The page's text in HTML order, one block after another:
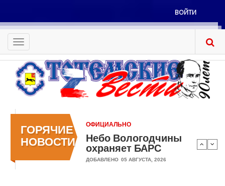
основному
содержанию
Меню
учётной
записи
пользователя
ВОЙТИ
Toggle
navigation
ГОРЯЧИЕ
НОВОСТИ
ОФИЦИАЛЬНО
Небо Вологодчины
охраняет БАРС
ДОБАВЛЕНО 05 АВГУСТА, 2026